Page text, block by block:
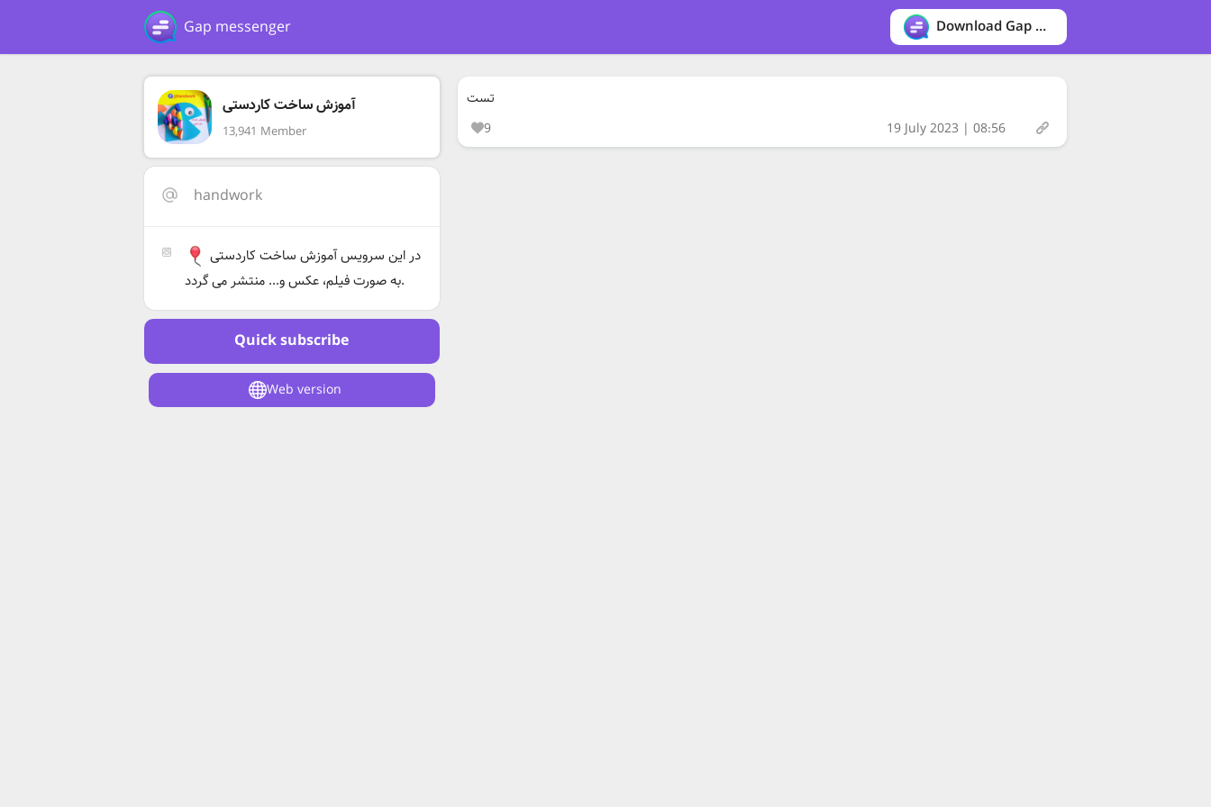
Gap messenger Download Gap messenger
آموزش ساخت کاردستی
13,941 Member
handwork
در این سرویس آموزش ساخت کاردستی
به صورت فیلم، عکس و... منتشر می گردد.
Quick subscribe
Web version
تست
9
19 July 2023 | 08:56